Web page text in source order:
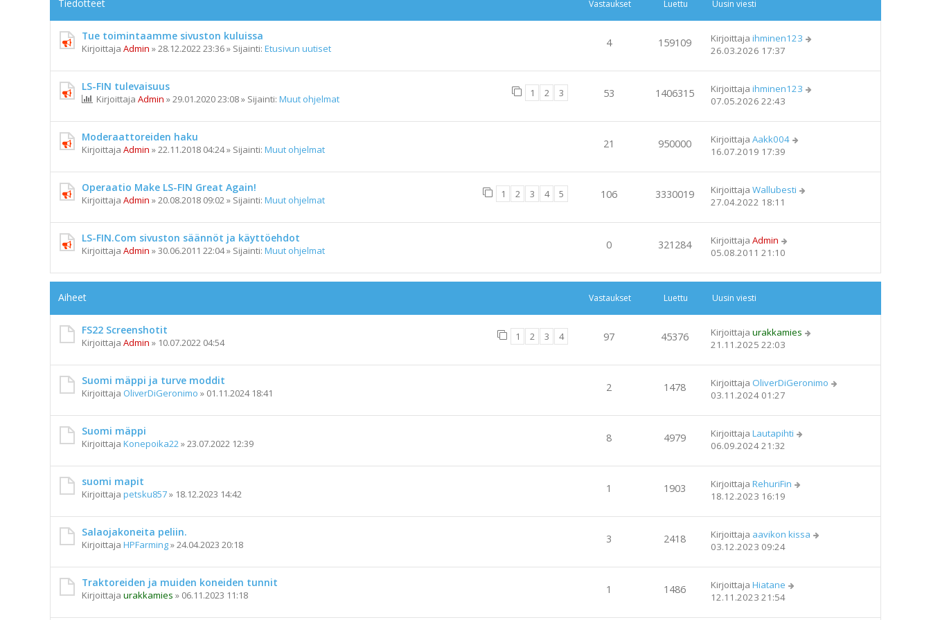
Tiedotteet Vastaukset Luettu Uusin viesti
Tue toimintaamme sivuston kuluissa
Kirjoittaja Admin »28.12.2022 23:36» Sijainti: Etusivun uutiset 4 159109 Kirjoittaja ihminen123
26.03.2026 17:37
LS-FIN tulevaisuus
Kirjoittaja Admin »29.01.2020 23:08» Sijainti: Muut ohjelmat 1 2 3 53 1406315 Kirjoittaja ihminen123
07.05.2026 22:43
Moderaattoreiden haku
Kirjoittaja Admin »22.11.2018 04:24» Sijainti: Muut ohjelmat 21 950000 Kirjoittaja Aakk004
16.07.2019 17:39
Operaatio Make LS-FIN Great Again!
Kirjoittaja Admin »20.08.2018 09:02» Sijainti: Muut ohjelmat 1 2 3 4 5 106 3330019 Kirjoittaja Wallubesti
27.04.2022 18:11
LS-FIN.Com sivuston säännöt ja käyttöehdot
Kirjoittaja Admin »30.06.2011 22:04» Sijainti: Muut ohjelmat 0 321284 Kirjoittaja Admin
05.08.2011 21:10
Aiheet Vastaukset Luettu Uusin viesti
FS22 Screenshotit
Kirjoittaja Admin » 10.07.2022 04:54 1 2 3 4 97 45376 Kirjoittaja urakkamies
21.11.2025 22:03
Suomi mäppi ja turve moddit
Kirjoittaja OliverDiGeronimo » 01.11.2024 18:41 2 1478 Kirjoittaja OliverDiGeronimo
03.11.2024 01:27
Suomi mäppi
Kirjoittaja Konepoika22»23.07.2022 12:39 8 4979 Kirjoittaja Lautapihti
06.09.2024 21:32
suomi mapit
Kirjoittaja petsku857» 18.12.2023 14:42 1 1903 Kirjoittaja RehuriFin
18.12.2023 16:19
Salaojakoneita peliin.
Kirjoittaja HPFarming»24.04.2023 20:18 3 2418 Kirjoittaja aavikon kissa
03.12.2023 09:24
Traktoreiden ja muiden koneiden tunnit
Kirjoittaja urakkamies » 06.11.2023 11:18 1 1486 Kirjoittaja Hiatane
12.11.2023 21:54